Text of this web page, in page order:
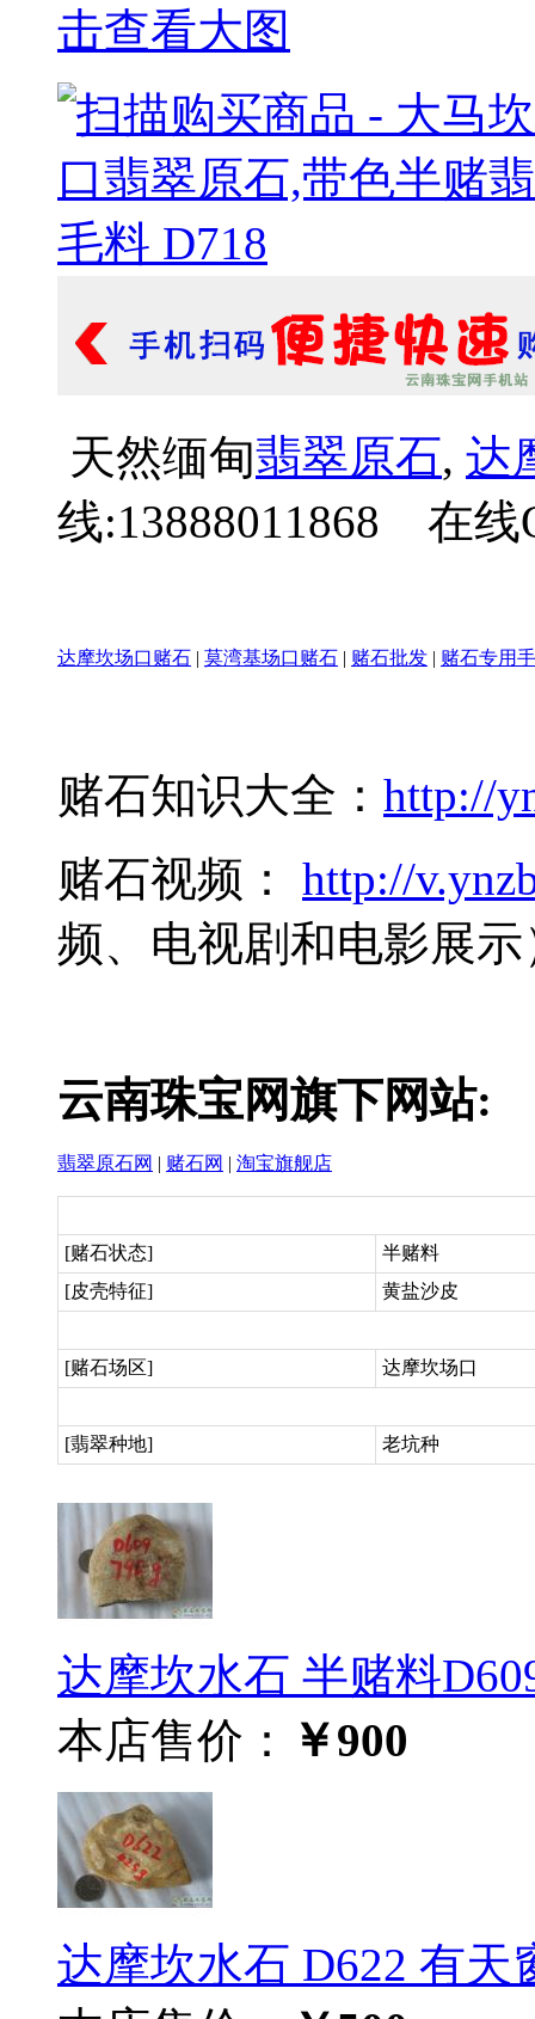
天然缅甸翡翠原石, 达
线:13888011868 在线
达摩坎场口赌石 | 莫湾基场口赌石 | 赌石批发 | 赌石专用
赌石知识大全： http://
赌石视频： http://
频、电视剧和电影展示
云南珠宝网旗下网站:
翡翠原石网 | 赌石网 | 淘宝旗舰店
[赌石状态]
半赌料
[皮壳特征]
黄盐沙皮
[赌石场区] 达摩坎场口
[翡翠种地] 老坑种
达摩坎水石 半赌料
本店售价：
￥900
达摩坎水石 D622 有天